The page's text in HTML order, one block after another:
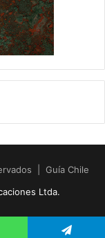
| Guía Chile
Ltda.